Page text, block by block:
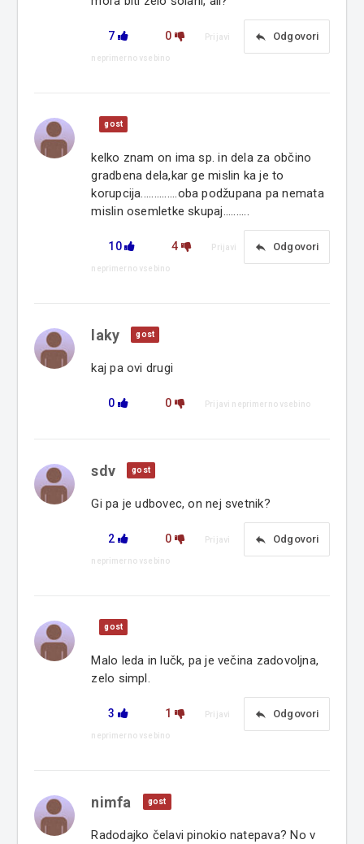
7 0 reply Odgovori
Prijavi
neprimerno vsebino
gost
kelko znam on ima sp. in dela za občino
gradbena dela,kar ge mislin ka je to
korupcija..............oba podžupana pa nemata
mislin osemletke skupaj..........
10 4 reply Odgovori
Prijavi
neprimerno vsebino
laky gost
kaj pa ovi drugi
0 0 Prijavi neprimerno vsebino
sdv gost
Gi pa je udbovec, on nej svetnik?
2 0 reply Odgovori
Prijavi
neprimerno vsebino
gost
Malo leda in lučk, pa je večina zadovoljna,
zelo simpl.
3 1 reply Odgovori
Prijavi
neprimerno vsebino
nimfa gost
Radodajko čelavi pinokio natepava? No v